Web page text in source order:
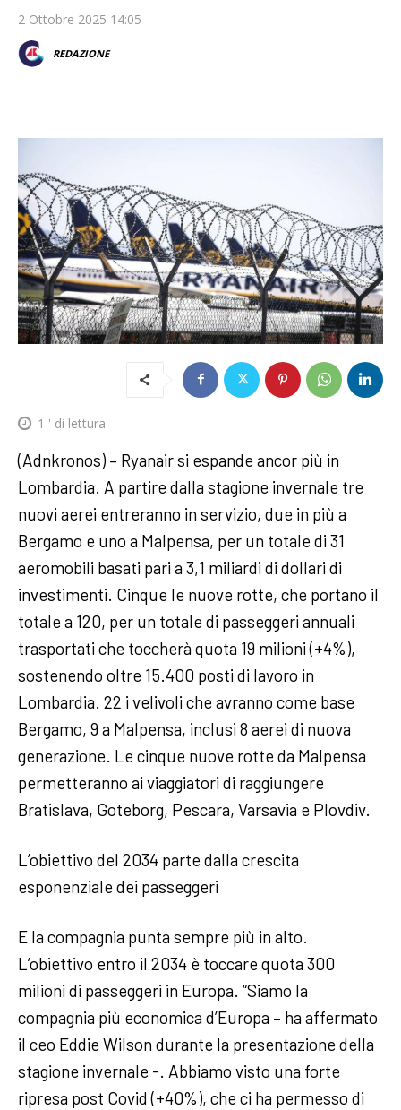
2 Ottobre 2025 14:05
REDAZIONE
1 ' di lettura
(Adnkronos) – Ryanair si espande ancor più in
Lombardia. A partire dalla stagione invernale tre
nuovi aerei entreranno in servizio, due in più a
Bergamo e uno a Malpensa, per un totale di 31
aeromobili basati pari a 3,1 miliardi di dollari di
investimenti. Cinque le nuove rotte, che portano il
totale a 120, per un totale di passeggeri annuali
trasportati che toccherà quota 19 milioni (+4%),
sostenendo oltre 15.400 posti di lavoro in
Lombardia. 22 i velivoli che avranno come base
Bergamo, 9 a Malpensa, inclusi 8 aerei di nuova
generazione. Le cinque nuove rotte da Malpensa
permetteranno ai viaggiatori di raggiungere
Bratislava, Goteborg, Pescara, Varsavia e Plovdiv.
L’obiettivo del 2034 parte dalla crescita
esponenziale dei passeggeri
E la compagnia punta sempre più in alto.
L’obiettivo entro il 2034 è toccare quota 300
milioni di passeggeri in Europa. “Siamo la
compagnia più economica d’Europa – ha affermato
il ceo Eddie Wilson durante la presentazione della
stagione invernale -. Abbiamo visto una forte
ripresa post Covid (+40%), che ci ha permesso di